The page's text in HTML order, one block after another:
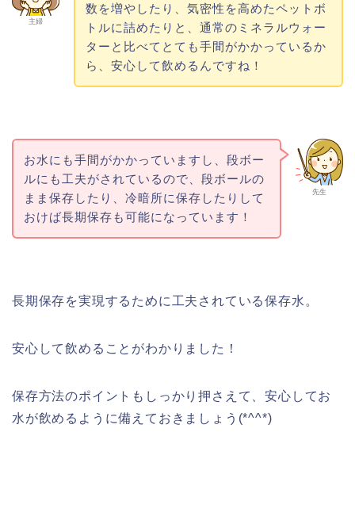
主婦
数を増やしたり、気密性を高めたペットボ
トルに詰めたりと、通常のミネラルウォー
ターと比べてとても手間がかかっているか
ら、安心して飲めるんですね！
先生
お水にも手間がかかっていますし、段ボー
ルにも工夫がされているので、段ボールの
まま保存したり、冷暗所に保存したりして
おけば長期保存も可能になっています！
長期保存を実現するために工夫されている保存水。
安心して飲めることがわかりました！
保存方法のポイントもしっかり押さえて、安心してお
水が飲めるように備えておきましょう(*^^*)